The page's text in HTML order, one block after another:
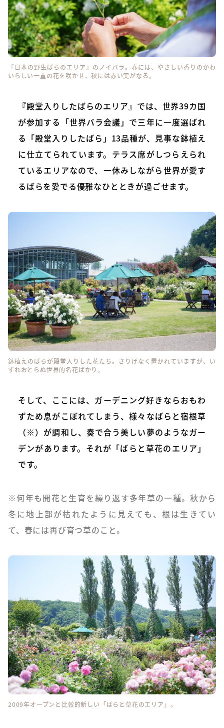
『日本の野生ばらのエリア』のノイバラ。春には、やさしい香りのかわ
いらしい一重の花を咲かせ、秋には赤い実がなる。
『殿堂入りしたばらのエリア』では、世界39カ国
が参加する「世界バラ会議」で三年に一度選ばれ
る「殿堂入りしたばら」13品種が、見事な鉢植え
に仕立てられています。テラス席がしつらえられ
ているエリアなので、一休みしながら世界が愛す
るばらを愛でる優雅なひとときが過ごせます。
鉢植えのばらが殿堂入りした花たち。さりげなく置かれていますが、い
ずれおとらぬ世界的名花ばかり。
そして、ここには、ガーデニング好きならおもわ
ずため息がこぼれてしまう、様々なばらと宿根草
（※）が調和し、奏で合う美しい夢のようなガー
デンがあります。それが「ばらと草花のエリア」
です。
※何年も開花と生育を繰り返す多年草の一種。秋から
冬に地上部が枯れたように見えても、根は生きてい
て、春には再び育つ草のこと。
2009年オープンと比較的新しい「ばらと草花のエリア」。